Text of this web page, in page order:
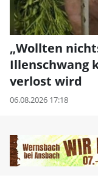
„Wollten
Illenschwang
verlost wird
06.08.2026 17:18